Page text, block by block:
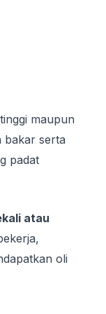
maupun
bakar serta
padat
atau
oli